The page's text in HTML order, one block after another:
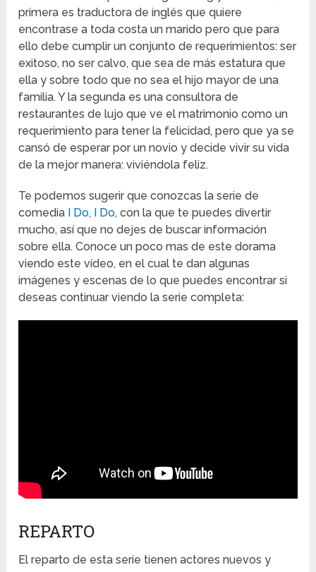
primera es traductora de inglés que quiere
encontrase a toda costa un marido pero que para
ello debe cumplir un conjunto de requerimientos: ser
exitoso, no ser calvo, que sea de más estatura que
ella y sobre todo que no sea el hijo mayor de una
familia. Y la segunda es una consultora de
restaurantes de lujo que ve el matrimonio como un
requerimiento para tener la felicidad, pero que ya se
cansó de esperar por un novio y decide vivir su vida
de la mejor manera: viviéndola feliz.
Te podemos sugerir que conozcas la serie de
comedia I Do, I Do, con la que te puedes divertir
mucho, así que no dejes de buscar información
sobre ella. Conoce un poco mas de este dorama
viendo este vídeo, en el cual te dan algunas
imágenes y escenas de lo que puedes encontrar si
deseas continuar viendo la serie completa:
REPARTO
El reparto de esta serie tienen actores nuevos y